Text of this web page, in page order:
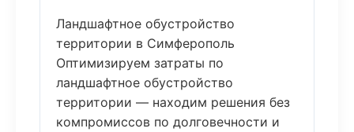
Ландшафтное обустройство
территории в Симферополь
Оптимизируем затраты по
ландшафтное обустройство
территории — находим решения без
компромиссов по долговечности и